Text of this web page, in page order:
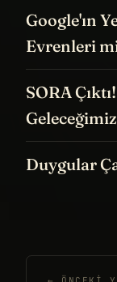
Google'ın
Evrenleri
SORA
Duygular